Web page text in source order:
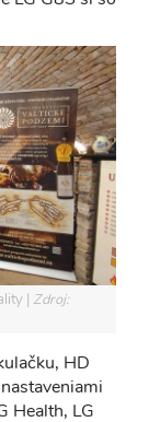
Zdroj:
HD
Health, LG